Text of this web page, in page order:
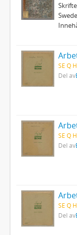
SE Q
Del av
SE Q
Del av
SE Q
Del av